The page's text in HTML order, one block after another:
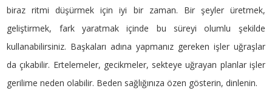
biraz ritmi düşürmek için iyi bir zaman. Bir şeyler üretmek,
geliştirmek, fark yaratmak içinde bu süreyi olumlu şekilde
kullanabilirsiniz. Başkaları adına yapmanız gereken işler uğraşlar
da çıkabilir. Ertelemeler, gecikmeler, sekteye uğrayan planlar işler
gerilime neden olabilir. Beden sağlığınıza özen gösterin, dinlenin.